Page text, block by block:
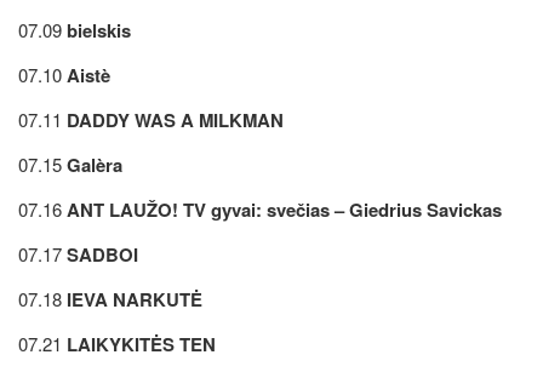
07.09bielskis
07.10Aistè
07.11 DADDY WAS A MILKMAN
07.15Galèra
07.16ANT LAUŽO! TV gyvai: svečias – Giedrius Savickas
07.17SADBOI
07.18 IEVA NARKUTĖ
07.21 LAIKYKITĖS TEN